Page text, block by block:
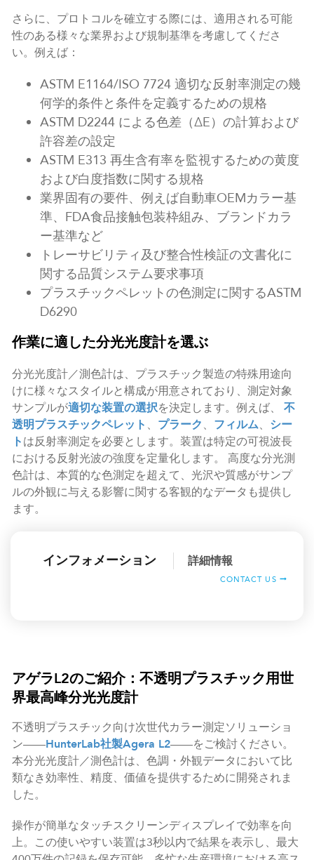
さらに、プロトコルを確立する際には、適用される可能
性のある様々な業界および規制基準を考慮してくださ
い。例えば：
ASTM E1164/ISO 7724 適切な反射率測定の幾
何学的条件と条件を定義するための規格
ASTM D2244 による色差（ΔE）の計算および
許容差の設定
ASTM E313 再生含有率を監視するための黄度
および白度指数に関する規格
業界固有の要件、例えば自動車OEMカラー基
準、FDA食品接触包装枠組み、ブランドカラ
ー基準など
トレーサビリティ及び整合性検証の文書化に
関する品質システム要求事項
プラスチックペレットの色測定に関するASTM
D6290
作業に適した分光光度計を選ぶ
分光光度計／測色計は、プラスチック製造の特殊用途向
けに様々なスタイルと構成が用意されており、測定対象
サンプルが適切な装置の選択を決定します。例えば、 不
透明プラスチックペレット 、 プラーク、 フィルム、 シー
トは反射率測定を必要とします。装置は特定の可視波長
における反射光波の強度を定量化します。 高度な分光測
色計は、本質的な色測定を超えて、光沢や質感がサンプ
ルの外観に与える影響に関する客観的なデータも提供し
ます。
インフォメーション 詳細情報
CONTACT US
アゲラL2のご紹介：不透明プラスチック用世
界最高峰分光光度計
不透明プラスチック向け次世代カラー測定ソリューショ
ン——HunterLab社製Agera L2——をご検討ください。
本分光光度計／測色計は、色調・外観データにおいて比
類なき効率性、精度、価値を提供するために開発されま
した。
操作が簡単なタッチスクリーンディスプレイで効率を向
上。この使いやすい装置は3秒以内で結果を表示し、最大